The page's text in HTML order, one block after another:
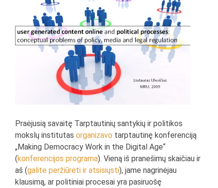
Praėjusią savaitę Tarptautinių santykių ir politikos
mokslų institutasorganizavo tarptautinę konferenciją
„Making Democracy Work in the Digital Age“
(konferencijos programa). Vieną iš pranešimų skaičiau ir
aš (galite peržiūrėti ir atsisiųsti), jame nagrinėjau
klausimą, ar politiniai procesai yra pasiruošę